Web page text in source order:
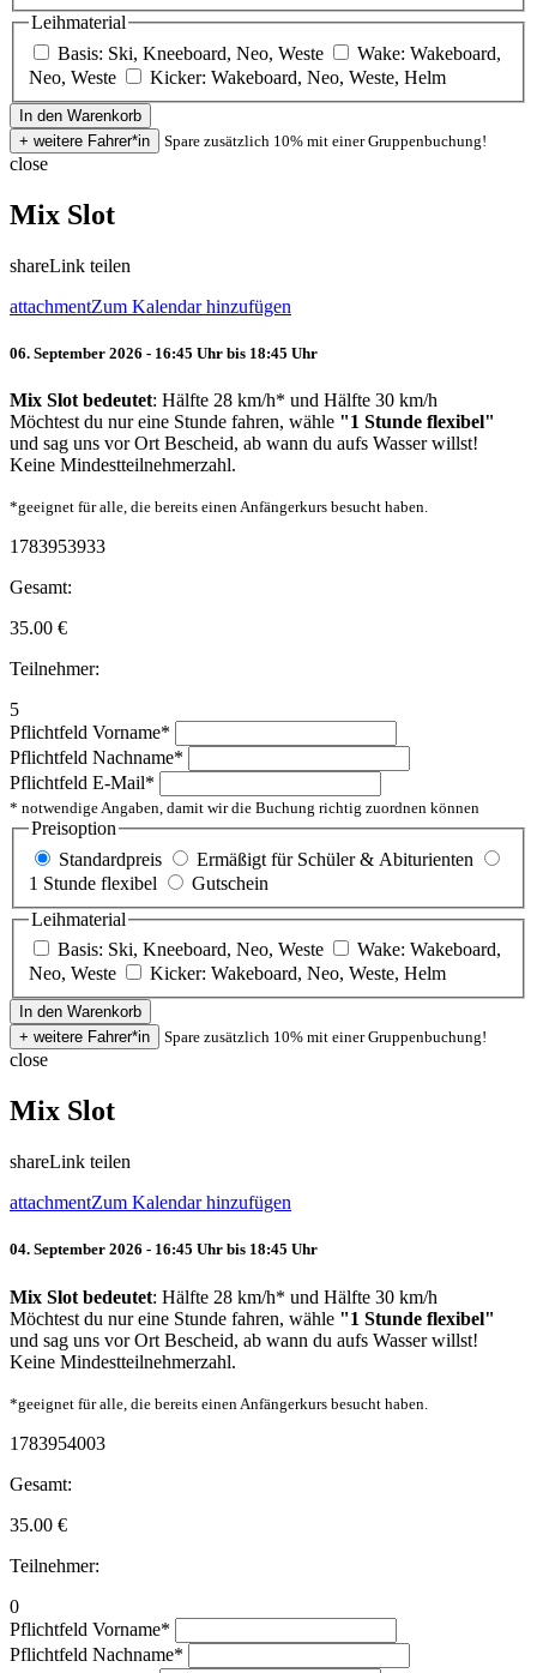
Leihmaterial
Basis: Ski, Kneeboard, Neo, Weste
Wake: Wakeboard,
Neo, Weste
Kicker: Wakeboard, Neo, Weste, Helm
Spare zusätzlich 10% mit einer Gruppenbuchung!
close
Mix Slot
shareLink teilen
attachmentZum Kalendar hinzufügen
06. September 2026 - 16:45 Uhr bis 18:45 Uhr
Mix Slot bedeutet: Hälfte 28 km/h* und Hälfte 30 km/h
Möchtest du nur eine Stunde fahren, wähle "1 Stunde flexibel"
und sag uns vor Ort Bescheid, ab wann du aufs Wasser willst!
Keine Mindestteilnehmerzahl.
*geeignet für alle, die bereits einen Anfängerkurs besucht haben.
1783953933
Gesamt:
35.00 €
Teilnehmer:
5
Pflichtfeld Vorname*
Pflichtfeld Nachname*
Pflichtfeld E-Mail*
* notwendige Angaben, damit wir die Buchung richtig zuordnen können
Preisoption
Standardpreis
Ermäßigt für Schüler & Abiturienten
1 Stunde flexibel
Gutschein
Leihmaterial
Basis: Ski, Kneeboard, Neo, Weste
Wake: Wakeboard,
Neo, Weste
Kicker: Wakeboard, Neo, Weste, Helm
Spare zusätzlich 10% mit einer Gruppenbuchung!
close
Mix Slot
shareLink teilen
attachmentZum Kalendar hinzufügen
04. September 2026 - 16:45 Uhr bis 18:45 Uhr
Mix Slot bedeutet: Hälfte 28 km/h* und Hälfte 30 km/h
Möchtest du nur eine Stunde fahren, wähle "1 Stunde flexibel"
und sag uns vor Ort Bescheid, ab wann du aufs Wasser willst!
Keine Mindestteilnehmerzahl.
*geeignet für alle, die bereits einen Anfängerkurs besucht haben.
1783954003
Gesamt:
35.00 €
Teilnehmer:
0
Pflichtfeld Vorname*
Pflichtfeld Nachname*